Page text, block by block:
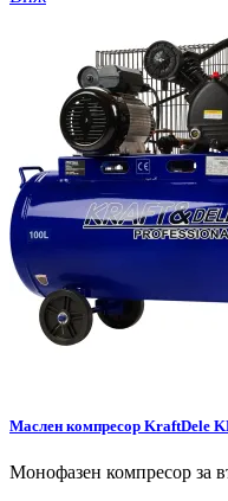
Маслен компресор KraftDele
Монофазен компресор за